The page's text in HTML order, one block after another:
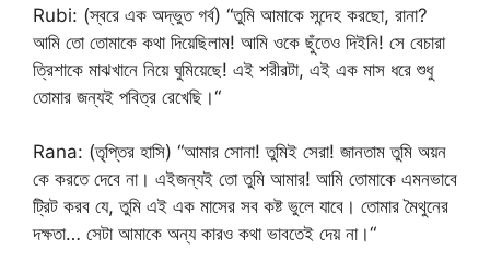
Rubi: (স্বরে এক অদ্ভুত গর্ব) “তুমি আমাকে সন্দেহ করছো, রানা?
আমি তো তোমাকে কথা দিয়েছিলাম! আমি ওকে ছুঁতেও দিইনি! সে বেচারা
ত্রিশাকে মাঝখানে নিয়ে ঘুমিয়েছে! এই শরীরটা, এই এক মাস ধরে শুধু
তোমার জন্যই পবিত্র রেখেছি।“
Rana: (তৃপ্তির হাসি) “আমার সোনা! তুমিই সেরা! জানতাম তুমি অয়ন
কে করতে দেবে না। এইজন্যই তো তুমি আমার! আমি তোমাকে এমনভাবে
ট্রিট করব যে, তুমি এই এক মাসের সব কষ্ট ভুলে যাবে। তোমার মৈথুনের
দক্ষতা… সেটা আমাকে অন্য কারও কথা ভাবতেই দেয় না।“